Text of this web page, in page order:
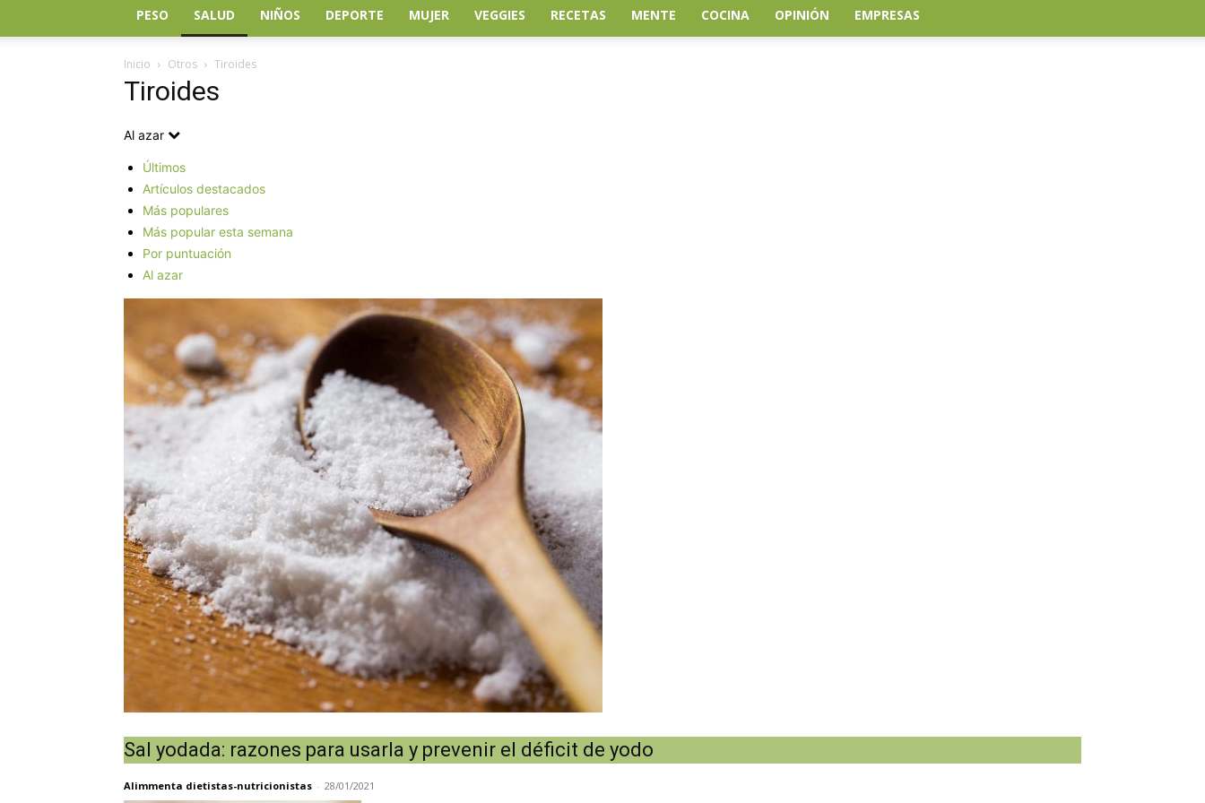
PESO SALUD NIÑOS DEPORTE MUJER VEGGIES RECETAS MENTE COCINA OPINIÓN EMPRESAS
Inicio Otros Tiroides
Tiroides
Al azar
Últimos
Artículos destacados
Más populares
Más popular esta semana
Por puntuación
Al azar
Sal yodada: razones para usarla y prevenir el déficit de yodo
Alimmenta dietistas-nutricionistas - 28/01/2021